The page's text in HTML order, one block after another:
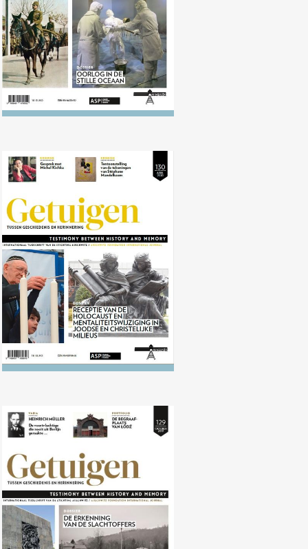
Nr. 130 (04/2020) Receptie van de
Holocaust en mentaliteitswijziging
in Joodse en Christelijke milieus
Nr. 129 (10/2019) De erkenning
van de slachtoffers